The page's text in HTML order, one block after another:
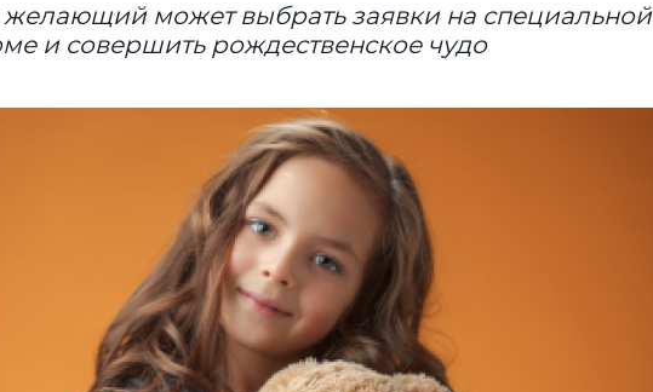
может выбрать заявки на специальной
и совершить рождественское чудо